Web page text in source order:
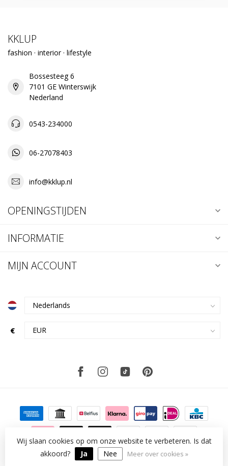
KKLUP
fashion · interior · lifestyle
Bossesteeg 6
7101 GE Winterswijk
Nederland
0543-234000
06-27078403
info@kklup.nl
OPENINGSTIJDEN
INFORMATIE
MIJN ACCOUNT
€
© Copyright 2026 kklup
Wij slaan cookies op om onze website te verbeteren. Is dat
akkoord?
Ja Nee Meer over cookies »